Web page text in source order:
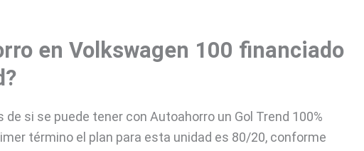
en Volkswagen 100 financiado
si se puede tener con Autoahorro un Gol Trend 100%
término el plan para esta unidad es 80/20, conforme